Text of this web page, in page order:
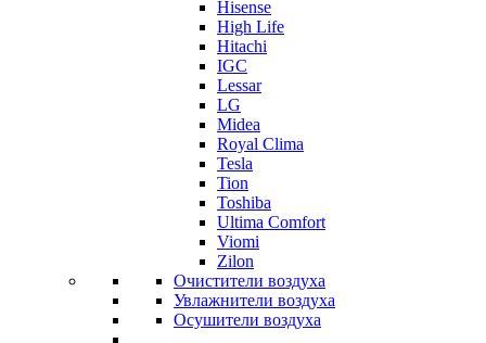
Hisense
High Life
Hitachi
IGC
Lessar
LG
Midea
Royal Clima
Tesla
Tion
Toshiba
Ultima Comfort
Viomi
Zilon
Очистители воздуха
Увлажнители воздуха
Осушители воздуха